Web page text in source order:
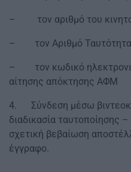
– τον αριθμό του
– τον Αριθμό
– τον κωδικό
αίτησης απόκτησης ΑΦΜ
4. Σύνδεση μέσω
διαδικασία ταυτοποίησης
σχετική βεβαίωση
έγγραφο.